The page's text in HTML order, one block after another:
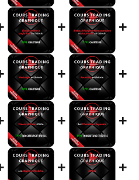
+ +
+ +
+ +
+ +